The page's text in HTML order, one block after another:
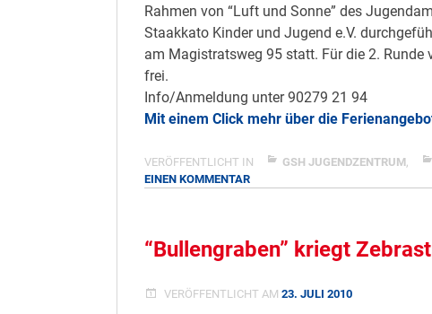
Rahmen von “Luft und Sonne” des
Staakkato Kinder und Jugend e.V.
am Magistratsweg 95 statt. Für die 2.
frei.
Info/Anmeldung unter 90279 21 94
Mit einem Click mehr über die
VERÖFFENTLICHT IN GSH JUGENDZENTRUM,
EINEN KOMMENTARZU
IST
HABEN
“Bullengraben” kriegt
VERÖFFENTLICHT AM 23. JULI 2010